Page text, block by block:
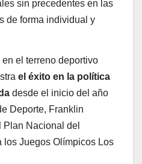
sin precedentes en las
de forma individual y
el terreno deportivo
el éxito en la política
desde el inicio del año
Deporte, Franklin
Nacional del
los Juegos Olímpicos Los